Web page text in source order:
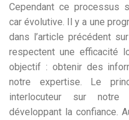
Cependant ce processus
car évolutive. Il y a une
dans l’article précédent
respectent une efficacité
objectif : obtenir des
notre expertise. Le
interlocuteur sur notre
développant la confiance.